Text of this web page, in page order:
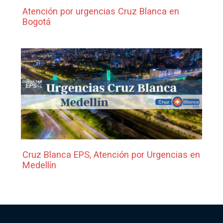
Atención por urgencias Cruz Blanca en
Bogotá
Cruz Blanca EPS, Atención por Urgencias en
Medellín